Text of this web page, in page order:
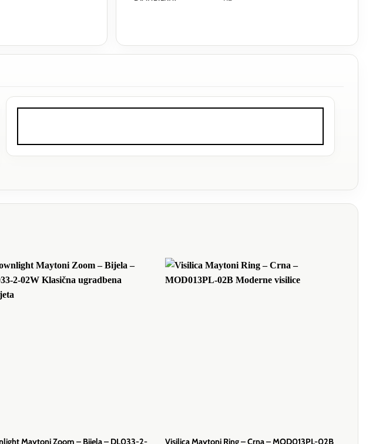
Maytoni Zoom – Bijela – DL033-2- Visilica Maytoni Ring – Crna – MOD013PL-02B